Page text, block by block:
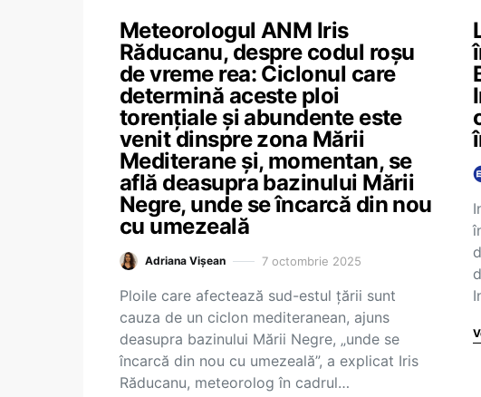
Meteorologul ANM Iris
Răducanu, despre codul roșu
de vreme rea: Ciclonul care
determină aceste ploi
torențiale și abundente este
venit dinspre zona Mării
Mediterane și, momentan, se
află deasupra bazinului Mării
Negre, unde se încarcă din nou
cu umezeală
Adriana Vișean 7 octombrie 2025
Ploile care afectează sud-estul țării sunt
cauza de un ciclon mediteranean, ajuns
deasupra bazinului Mării Negre, „unde se
încarcă din nou cu umezeală”, a explicat Iris
Răducanu, meteorolog în cadrul…